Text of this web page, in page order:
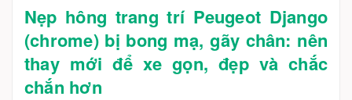
Nẹp hông trang trí Peugeot Django
(chrome) bị bong mạ, gãy chân: nên
thay mới để xe gọn, đẹp và chắc
chắn hơn